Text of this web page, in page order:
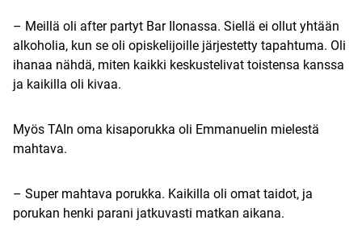
– Meillä oli after partyt Bar Ilonassa. Siellä ei ollut yhtään
alkoholia, kun se oli opiskelijoille järjestetty tapahtuma. Oli
ihanaa nähdä, miten kaikki keskustelivat toistensa kanssa
ja kaikilla oli kivaa.
Myös TAIn oma kisaporukka oli Emmanuelin mielestä
mahtava.
– Super mahtava porukka. Kaikilla oli omat taidot, ja
porukan henki parani jatkuvasti matkan aikana.